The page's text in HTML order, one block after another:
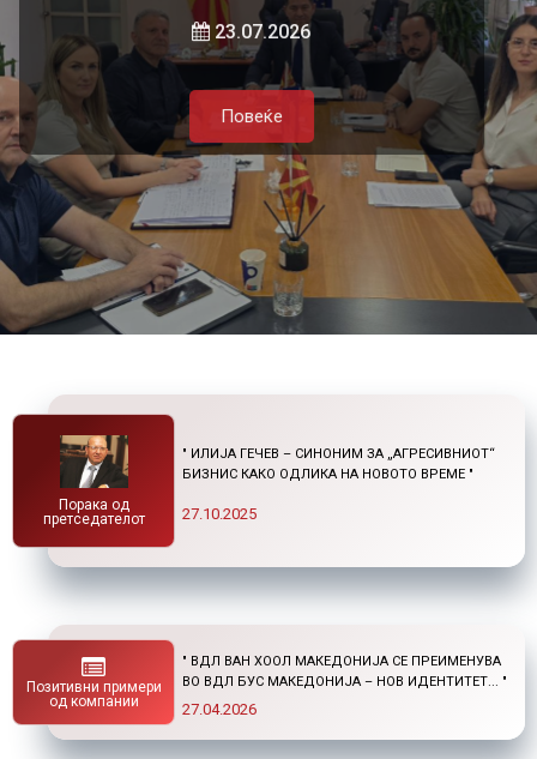
локалната самоуправа и приватниот
сектор
05.08.2026
Повеќе
23.07.2026
Повеќе
и нетарифните бариери
21.07.2026
Повеќе
Порака од
претседателот
" ИЛИЈА ГЕЧЕВ – СИНОНИМ ЗА „АГРЕСИВНИОТ“
БИЗНИС КАКО ОДЛИКА НА НОВОТО ВРЕМЕ "
27.10.2025
Позитивни примери
од компании
ПОСТДИПЛОМСКИ СТУДИИ ДОМА И ВО
СТРАНСТВО "
01.04.2026